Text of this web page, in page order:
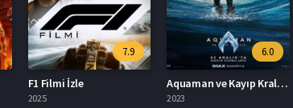
7.9
F1 Filmi İzle
2025
6.0
Aquaman ve Kayıp Krallık İzle
2023